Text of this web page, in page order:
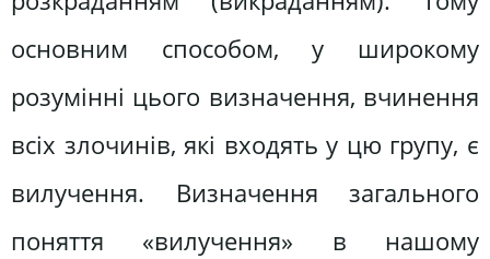
основним способом, у широкому
розумінні цього визначення, вчинення
всіх злочинів, які входять у цю групу, є
вилучення. Визначення загального
поняття «вилучення» в нашому